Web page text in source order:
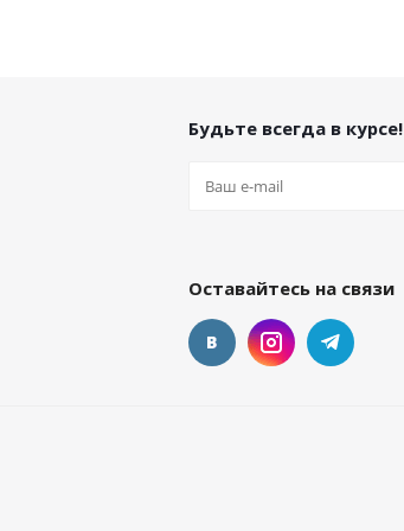
Будьте всегда в курсе!
Оставайтесь на связи